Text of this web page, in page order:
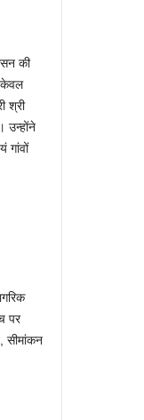
की
केवल
श्री
उन्होंने
गांवों
पर
सीमांकन